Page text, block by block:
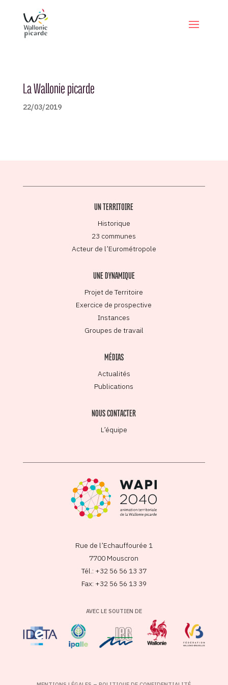
La Wallonie picarde
22/03/2019
UN TERRITOIRE
Historique
23 communes
Acteur de l’Eurométropole
UNE DYNAMIQUE
Projet de Territoire
Exercice de prospective
Instances
Groupes de travail
MÉDIAS
Actualités
Publications
NOUS CONTACTER
L’équipe
Rue de l’Echauffourée 1
7700 Mouscron
Tél.: +32 56 56 13 37
Fax: +32 56 56 13 39
AVEC LE SOUTIEN DE